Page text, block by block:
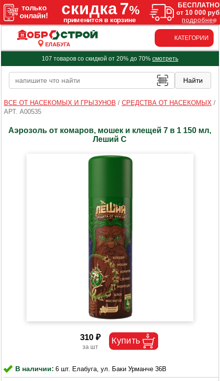
ЕЛАБУГА
КАТЕГОРИИ
107 товаров со скидкой от 20% до 70% смотреть
ВСЕ ОТ НАСЕКОМЫХ И ГРЫЗУНОВ / СРЕДСТВА ОТ НАСЕКОМЫХ /
АРТ. A00535
Аэрозоль от комаров, мошек и клещей 7 в 1 150 мл,
Леший С
310 ₽
В наличии: 6 шт. Елабуга, ул. Баки Урманче 36В